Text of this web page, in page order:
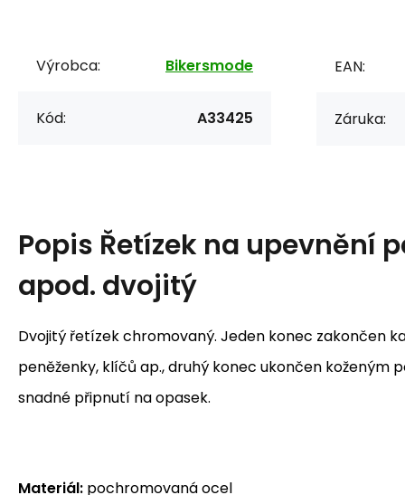
Výrobca: Bikersmode
Kód: A33425
EAN:
Záruka:
Popis Řetízek na upevnění
apod. dvojitý
Dvojitý řetízek chromovaný. Jeden konec zakončen
peněženky, klíčů ap., druhý konec ukončen koženým
snadné připnutí na opasek.
Materiál: pochromovaná ocel